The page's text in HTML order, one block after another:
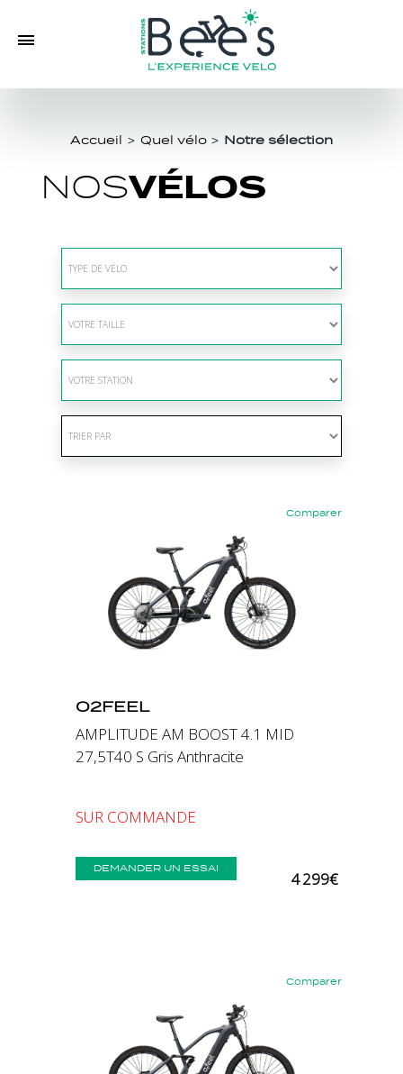
Accueil > Quel vélo > Notre sélection
NOSVÉLOS
Comparer
Précédent
O2FEEL
AMPLITUDE AM BOOST 4.1 MID
27,5T40 S Gris Anthracite
SUR COMMANDE
DEMANDER UN ESSAI
4 299€
Comparer
Précédent